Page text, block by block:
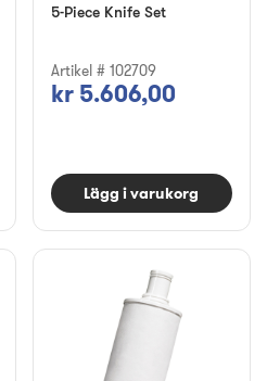
5-Piece Knife Set
Artikel # 102709
kr 5.606,00
Lägg i varukorg